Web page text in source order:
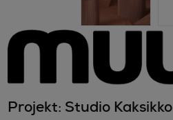
Projekt: Studio Kaksikko